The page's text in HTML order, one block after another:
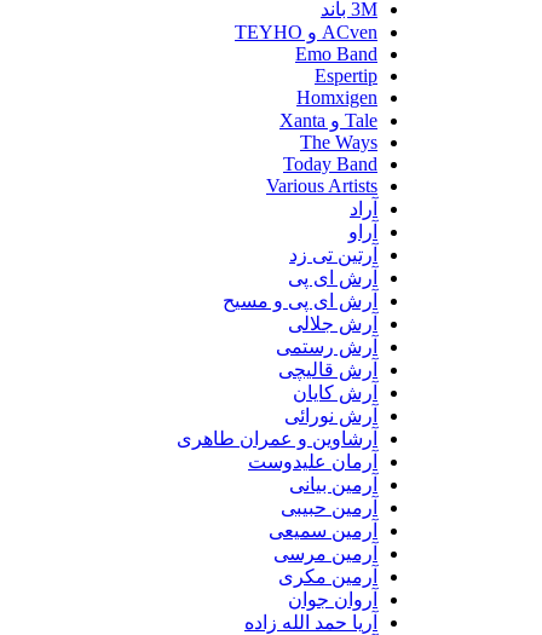
ACven و TEYHO
Emo Band
Espertip
Homxigen
The Ways
Today Band
Various Artists
آرتین تی زد
آرش ای پی
آرش ای پی و مسیح
آرش جلالی
آرش رستمی
آرش قالیچی
آرش کایان
آرش نورائی
آرشاوین و عمران طاهری
آرمان علیدوست
آرمین بیانی
آرمین حبیبی
آرمین سمیعی
آرمین مرسی
آرمین مکری
آروان جوان
آریا حمد الله زاده